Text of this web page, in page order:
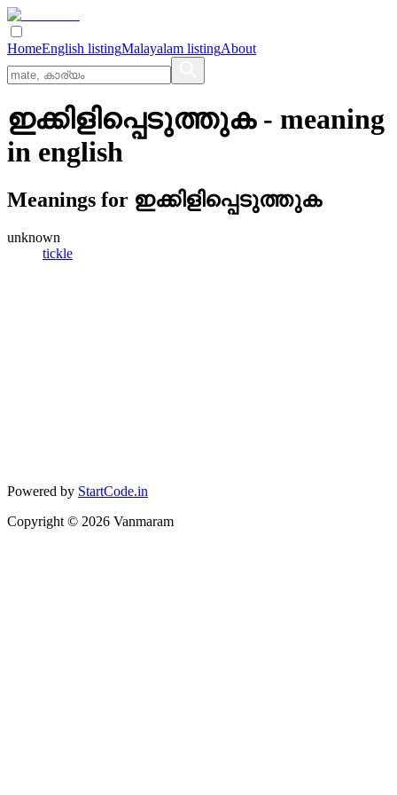
HomeEnglish listingMalayalam listingAbout
ഇക്കിളിപ്പെടുത്തുക- meaning
in english
Meanings for ഇക്കിളിപ്പെടുത്തുക
unknown
tickle
Powered by StartCode.in
Copyright © 2026 Vanmaram